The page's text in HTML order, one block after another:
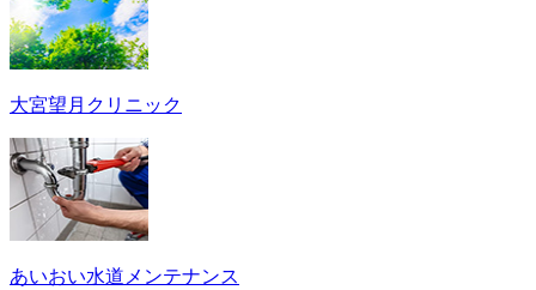
大宮望月クリニック
あいおい水道メンテナンス